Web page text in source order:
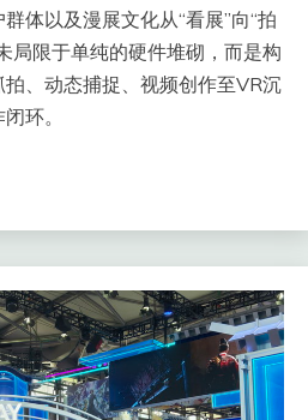
体以及漫展文化从“看展”向“拍
局限于单纯的硬件堆砌，而是构
、动态捕捉、视频创作至VR沉
环。